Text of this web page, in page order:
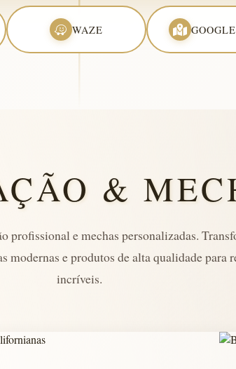
WAZE
&
profissional e mechas personalizadas.
modernas e produtos de alta qualidade para
incríveis.